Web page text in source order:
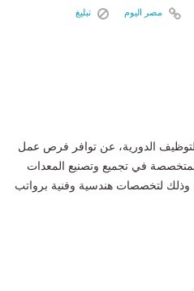
مصر اليوم تبليغ
الدورية، عن توافر فرص عمل
في تجميع وتصنيع المعدات
بمدينة 6 أكتوبر، وذلك لتخصصات هندسية وفنية برواتب